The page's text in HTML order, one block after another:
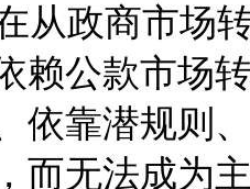
从政商市场
赖公款市场
依靠潜规则
而无法成为